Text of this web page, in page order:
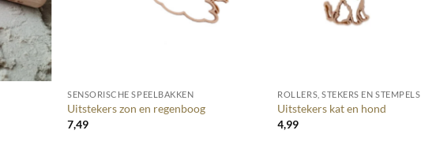
SENSORISCHE SPEELBAKKEN
Uitstekers zon en regenboog
7,49
ROLLERS, STEKERS EN STEMPELS
Uitstekers kat en hond
4,99